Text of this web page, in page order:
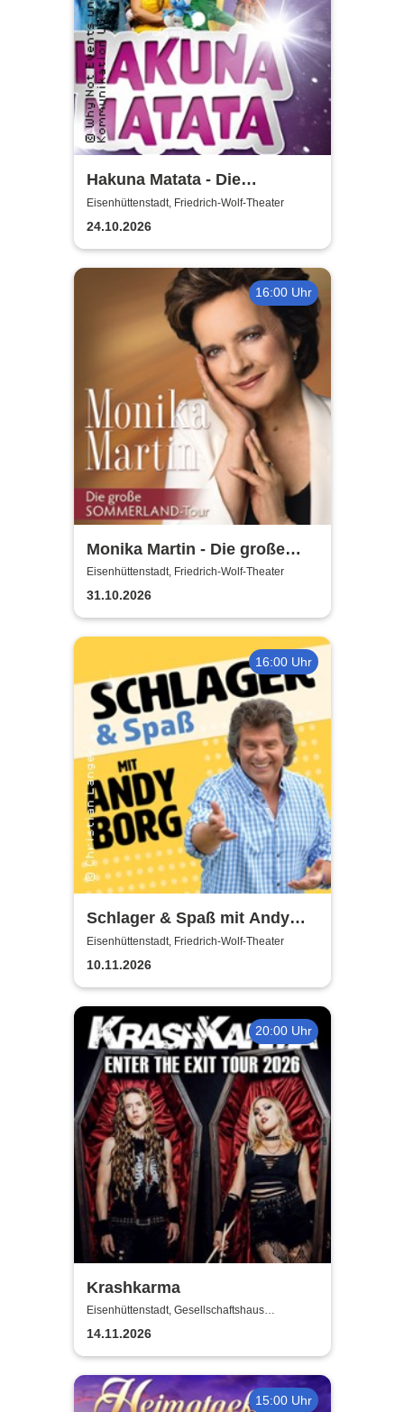
Hakuna Matata - Die
einzigartige große
Kindermusical-Gala
Eisenhüttenstadt, Friedrich-Wolf-Theater
24.10.2026
16:00 Uhr
Monika Martin - Die große
Sommerland Tour
Eisenhüttenstadt, Friedrich-Wolf-Theater
31.10.2026
16:00 Uhr
Schlager & Spaß mit Andy
Borg und Gästen
Eisenhüttenstadt, Friedrich-Wolf-Theater
10.11.2026
20:00 Uhr
Krashkarma
Eisenhüttenstadt, Gesellschaftshaus
Schleicher
14.11.2026
15:00 Uhr